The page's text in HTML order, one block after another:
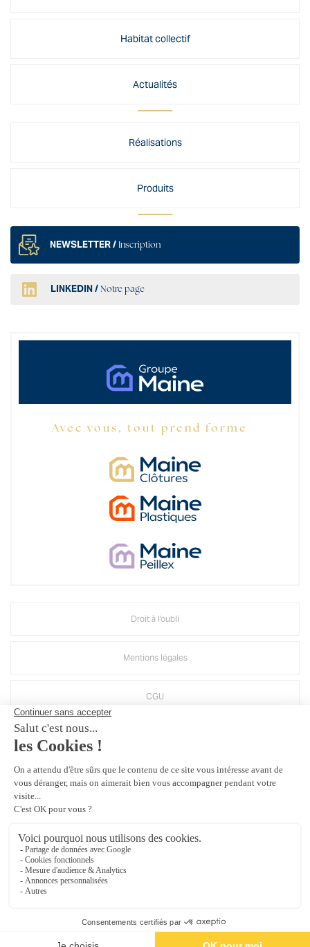
Habitat collectif
Actualités
Réalisations
Produits
NEWSLETTER /Inscription
LINKEDIN /Notre page
Avec vous, tout prend forme
Droit à l'oubli
Mentions légales
CGU
Politique d'utilisation des médias sociaux de Groupe MAINE
Crédits Agence de communication
Gestion des cookies